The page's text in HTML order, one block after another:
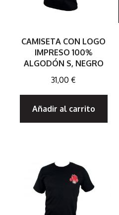
CAMISETA CON LOGO
IMPRESO 100%
ALGODÓN S, NEGRO
31,00 €
Añadir al carrito